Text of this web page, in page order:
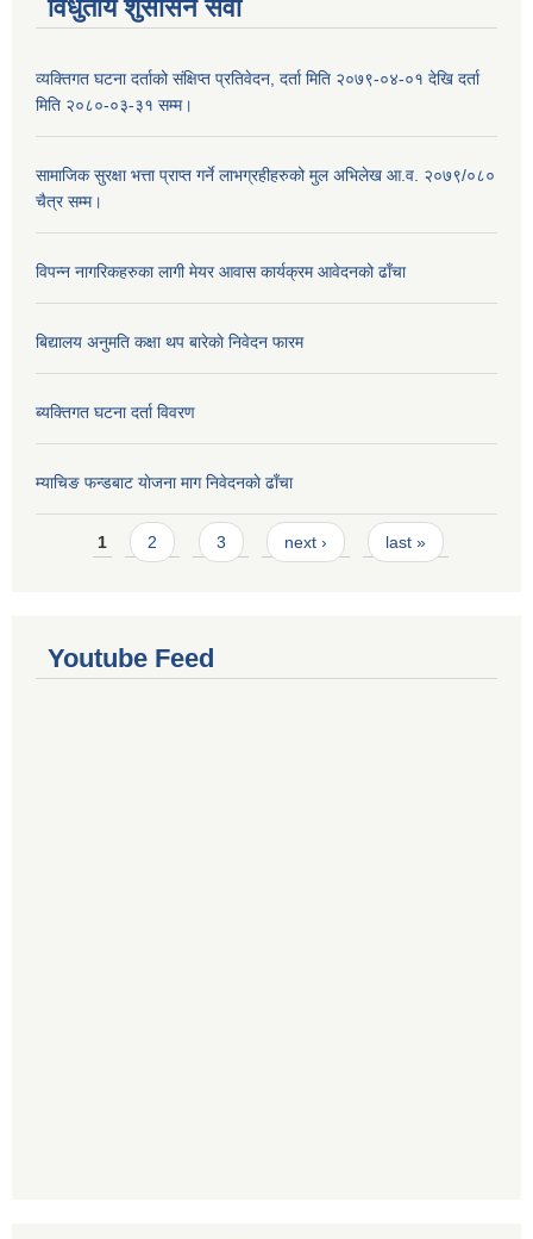
विधुतीय शुसासन सेवा
व्यक्तिगत घटना दर्ताको संक्षिप्त प्रतिवेदन, दर्ता मिति २०७९-०४-०१ देखि दर्ता
मिति २०८०-०३-३१ सम्म।
सामाजिक सुरक्षा भत्ता प्राप्त गर्ने लाभग्रहीहरुको मुल अभिलेख आ.व. २०७९/०८०
चैत्र सम्म।
विपन्न नागरिकहरुका लागी मेयर आवास कार्यक्रम आवेदनको ढाँचा
बिद्यालय अनुमति कक्षा थप बारेकाे निवेदन फारम
ब्यक्तिगत घटना दर्ता विवरण
म्याचिङ फन्डबाट याेजना माग निवेदनकाे ढाँचा
Pages
1 2 3 next › last »
Youtube Feed